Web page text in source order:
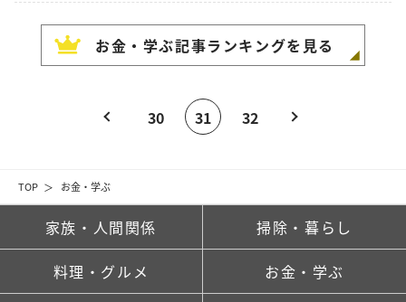
TOP お金・学ぶ
お金・学ぶ記事ランキングを見る
30 31 32
家族・人間関係 掃除・暮らし
料理・グルメ お金・学ぶ